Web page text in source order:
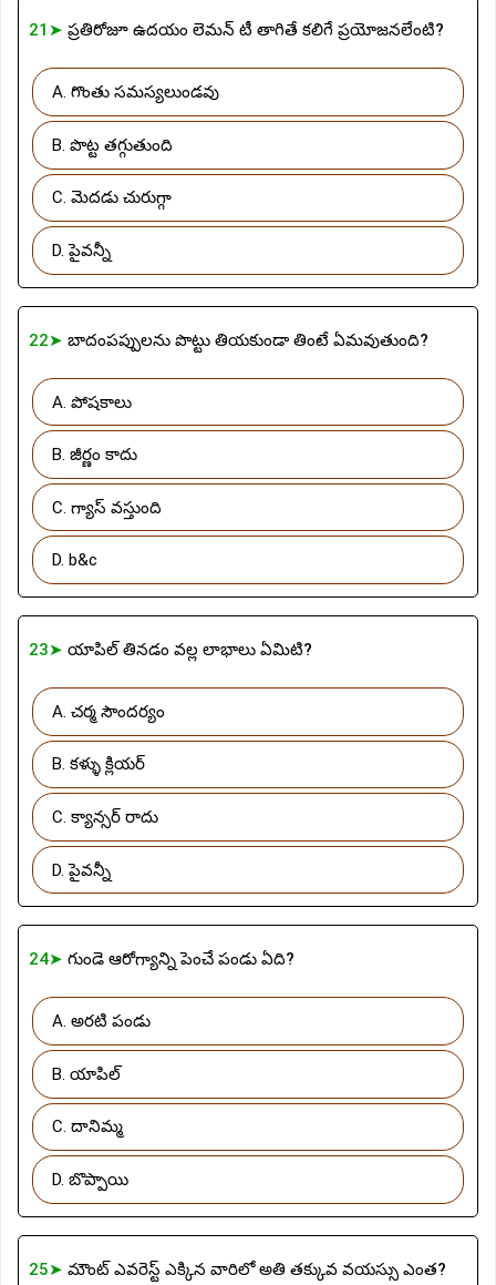
21➤ ప్రతిరోజూ ఉదయం లెమన్ టీ తాగితే కలిగే ప్రయోజనలేంటి?
A. గొంతు సమస్యలుండవు
B. పొట్ట తగ్గుతుంది
C. మెదడు చురుగ్గా
D. పైవన్నీ
22➤ బాదంపప్పులను పొట్టు తియకుండా తింటే ఏమవుతుంది?
A. పోషకాలు
B. జీర్ణం కాదు
C. గ్యాస్ వస్తుంది
D. b&c
23➤ యాపిల్ తినడం వల్ల లాభాలు ఏమిటి?
A. చర్మ సౌందర్యం
B. కళ్ళు క్లియర్
C. క్యాన్సర్ రాదు
D. పైవన్నీ
24➤ గుండె ఆరోగ్యాన్ని పెంచే పండు ఏది?
A. అరటి పండు
B. యాపిల్
C. దానిమ్మ
D. బొప్పాయి
25➤ మౌంట్ ఎవరెస్ట్ ఎక్కిన వారిలో అతి తక్కువ వయస్సు ఎంత?